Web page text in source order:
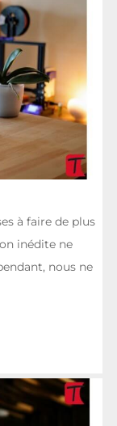
à faire de plus
inédite ne
nous ne